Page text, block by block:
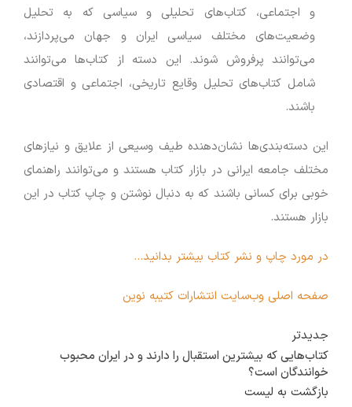
و اجتماعی، کتاب‌های تحلیلی و سیاسی که به تحلیل
وضعیت‌های مختلف سیاسی ایران و جهان می‌پردازند،
می‌توانند پرفروش شوند. این دسته از کتاب‌ها می‌توانند
شامل کتاب‌های تحلیل وقایع تاریخی، اجتماعی و اقتصادی
باشند.
این دسته‌بندی‌ها نشان‌دهنده طیف وسیعی از علایق و نیازهای
مختلف جامعه ایرانی در بازار کتاب هستند و می‌توانند راهنمای
خوبی برای کسانی باشند که به دنبال نوشتن و چاپ کتاب در این
بازار هستند.
در مورد چاپ و نشر کتاب بیشتر بدانید…
صفحه اصلی وب‌سایت انتشارات کتیبه نوین
جدیدتر
کتاب‌هایی که بیشترین استقبال را دارند و در ایران محبوب
خوانندگان است؟
بازگشت به لیست